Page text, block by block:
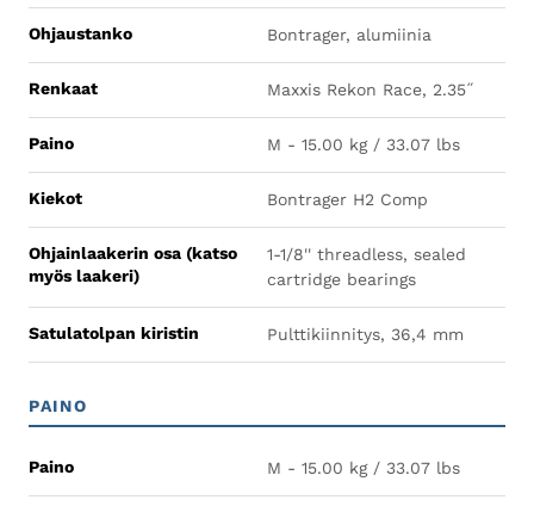
Ohjaustanko Bontrager, alumiinia
Renkaat Maxxis Rekon Race, 2.35˝
Paino M - 15.00 kg / 33.07 lbs
Kiekot Bontrager H2 Comp
Ohjainlaakerin osa (katso
myös laakeri)
1-1/8'' threadless, sealed
cartridge bearings
Satulatolpan kiristin Pulttikiinnitys, 36,4 mm
PAINO
Paino M - 15.00 kg / 33.07 lbs